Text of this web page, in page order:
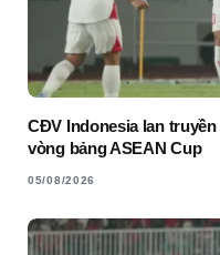
CĐV Indonesia lan
vòng bảng ASEAN Cup
05/08/2026